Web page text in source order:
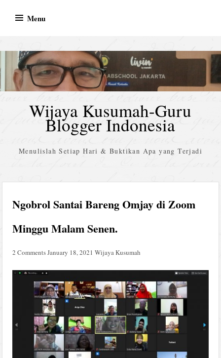
Menu
Wijaya Kusumah-Guru
Blogger Indonesia
Menulislah Setiap Hari & Buktikan Apa yang Terjadi
Ngobrol Santai Bareng Omjay di Zoom
Minggu Malam Senen.
2 CommentsJanuary 18, 2021 Wijaya Kusumah